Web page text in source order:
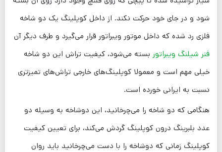
شود و در جای خود حرکت نکند. از داخل کوپلینگ یک دو شاخه
فلزی رد شده که داخل موتور ویبراتور قرار می‌گیرد و طرف دیگر آن
فنر شیلنگ ویبراتور بسته می‌شود، کیفیت تراش این دو شاخه
خیلی مهم است و معمولا کوپلینگ‌های خارجی تراش‌های تمیزتری
نسبت به ایرانی خورده است.
هنگامی که دو شاخه را می‌چرخانید، این دوشاخه به وسیله دو
عدد بلبرینگ درون کوپلینگ گردش می‌کند، برای تعیین کیفیت
کوپلینگ زمانی که دوشاخه را با دست می‌چرخانید باید روان